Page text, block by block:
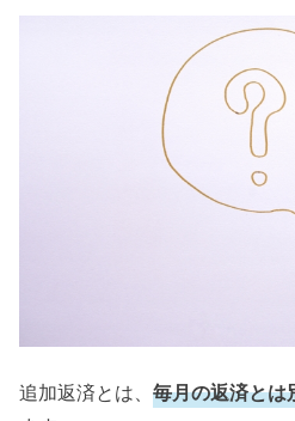
追加返済とは、毎月の返済とは